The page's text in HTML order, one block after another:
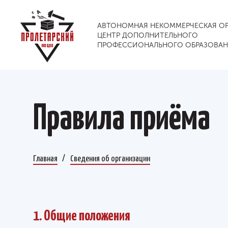
АВТОНОМНАЯ НЕКОММЕРЧЕСКАЯ
ЦЕНТР ДОПОЛНИТЕЛЬНОГО
ПРОФЕССИОНАЛЬНОГО
Правила приёма
Главная Сведения об организации
1. Общие положения